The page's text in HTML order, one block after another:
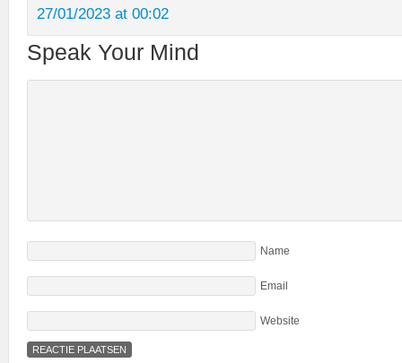
27/01/2023 at 00:02
Speak Your Mind
Name
Email
Website